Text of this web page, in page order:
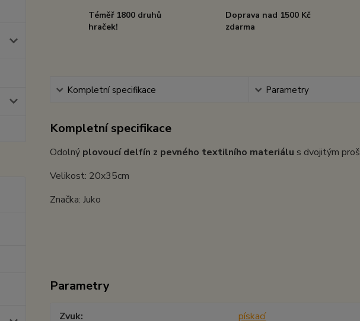
Téměř 1800 druhů
hraček!
Doprava nad 1500 Kč
zdarma
Kompletní specifikace Parametry
Kompletní specifikace
Odolnýplovoucí delfín z pevného textilního materiálu s dvojitým
Velikost: 20x35cm
Značka: Juko
Parametry
Zvuk
pískací